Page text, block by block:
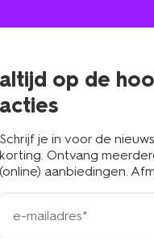
altijd op de
acties
Schrijf je in voor de
korting. Ontvang
(online) aanbiedingen.
e-
mailadres